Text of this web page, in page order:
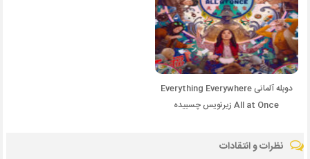
دوبله آلمانی Everything Everywhere
All at Once زیرنویس چسبیده
نظرات و انتقادات